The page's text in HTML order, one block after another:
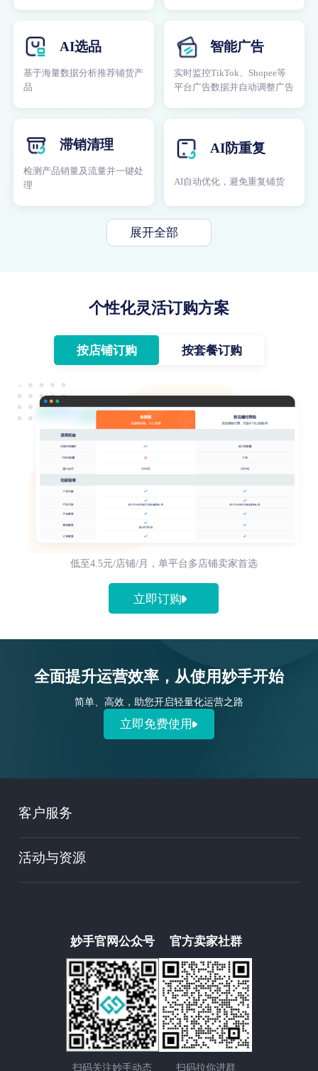
AI选品
基于海量数据分析推荐铺货产
品
智能广告
实时监控TikTok、Shopee等
平台广告数据并自动调整广告
滞销清理
检测产品销量及流量并一键处
理
AI防重复
AI自动优化，避免重复铺货
展开全部
个性化灵活订购方案
按店铺订购 按套餐订购
低至4.5元/店铺/月，单平台多店铺卖家首选
立即订购
全面提升运营效率，从使用妙手开始
简单、高效，助您开启轻量化运营之路
立即免费使用
客户服务
活动与资源
妙手官网公众号
扫码关注妙手动态
官方卖家社群
扫码拉你进群